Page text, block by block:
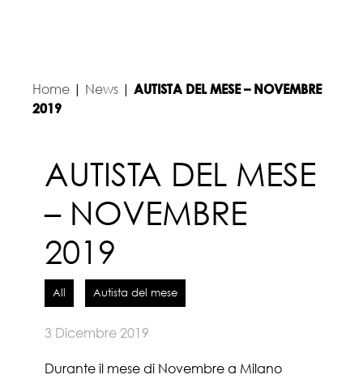
Home | News | AUTISTA DEL MESE – NOVEMBRE
2019
AUTISTA DEL MESE
– NOVEMBRE
2019
All Autista del mese
3 Dicembre 2019
Durante il mese di Novembre a Milano